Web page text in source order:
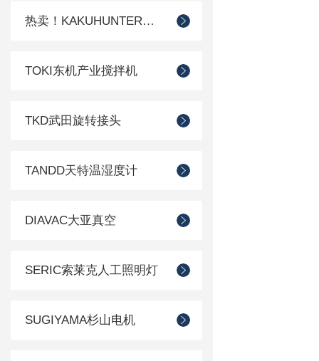
热卖！KAKUHUNTER写真化学
TOKI东机产业搅拌机
TKD武田旋转接头
TANDD天特温湿度计
DIAVAC大亚真空
SERIC索莱克人工照明灯
SUGIYAMA杉山电机